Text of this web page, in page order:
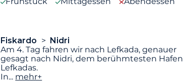
Fiskardo
Nidri
Am 4. Tag fahren wir nach Lefkada, genauer
gesagt nach Nidri, dem berühmtesten Hafen
Lefkadas.
In... mehr+